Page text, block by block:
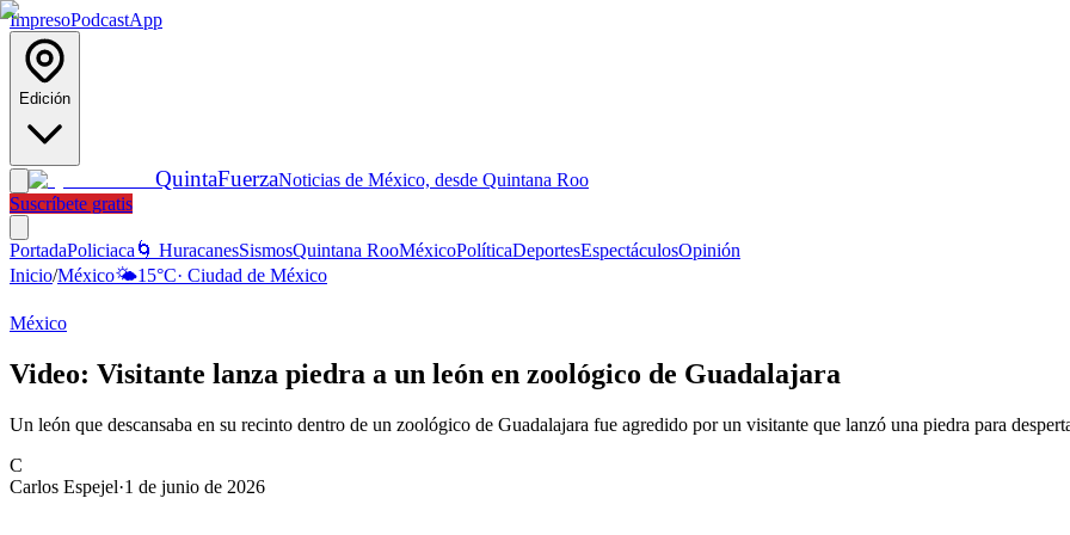
ImpresoPodcastApp
Edición
QuintaFuerzaNoticias de México, desde Quintana Roo
Suscríbete gratis
PortadaPoliciaca 🌀 HuracanesSismosQuintana RooMéxicoPolíticaDeportesEspectáculosOpinión
Inicio/México🌤️15°C· Ciudad de México
México
Video: Visitante lanza piedra a un león en zoológico de Guadalajara
Un león que descansaba en su recinto dentro de un zoológico de Guadalajara fue agredido por un visitante que lanzó una piedra para
C
Carlos Espejel·1 de junio de 2026